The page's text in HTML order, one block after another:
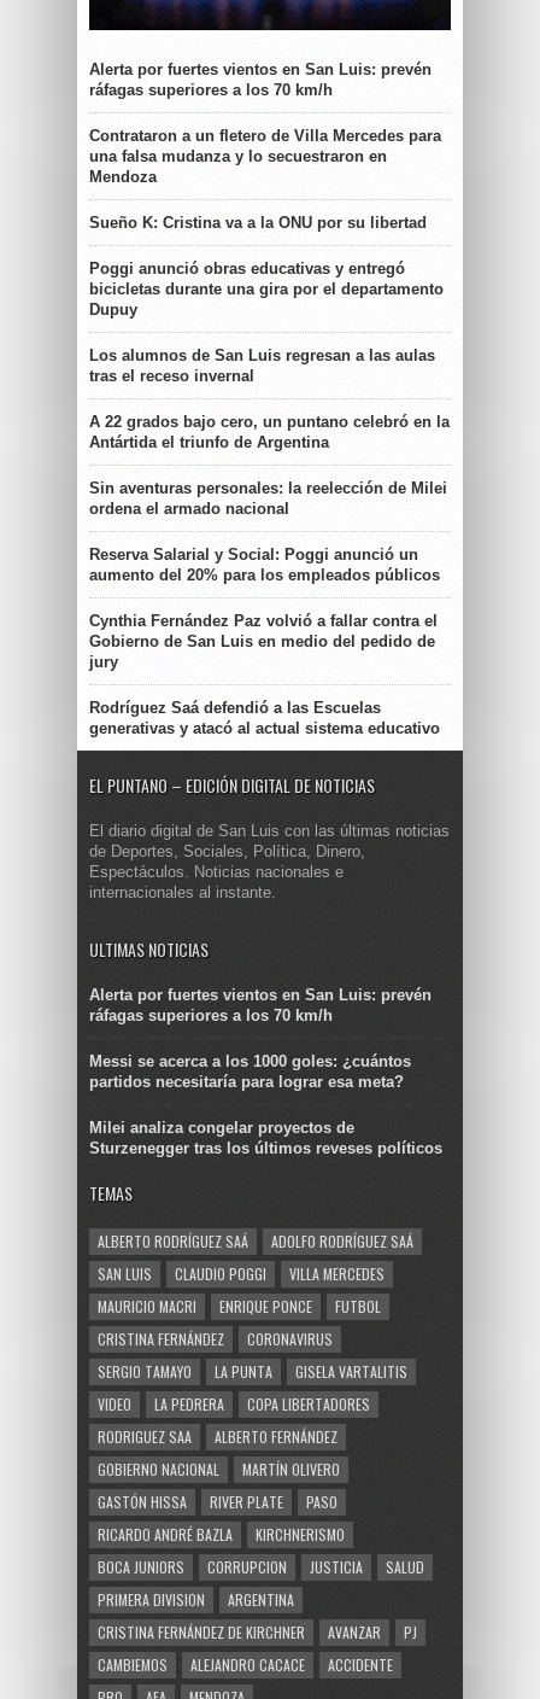
Alerta por fuertes vientos en San Luis: prevén
ráfagas superiores a los 70 km/h
Contrataron a un fletero de Villa Mercedes para
una falsa mudanza y lo secuestraron en
Mendoza
Sueño K: Cristina va a la ONU por su libertad
Poggi anunció obras educativas y entregó
bicicletas durante una gira por el departamento
Dupuy
Los alumnos de San Luis regresan a las aulas
tras el receso invernal
A 22 grados bajo cero, un puntano celebró en la
Antártida el triunfo de Argentina
Sin aventuras personales: la reelección de Milei
ordena el armado nacional
Reserva Salarial y Social: Poggi anunció un
aumento del 20% para los empleados públicos
Cynthia Fernández Paz volvió a fallar contra el
Gobierno de San Luis en medio del pedido de
jury
Rodríguez Saá defendió a las Escuelas
generativas y atacó al actual sistema educativo
EL PUNTANO – EDICIÓN DIGITAL DE NOTICIAS
El diario digital de San Luis con las últimas noticias
de Deportes, Sociales, Política, Dinero,
Espectáculos. Noticias nacionales e
internacionales al instante.
ULTIMAS NOTICIAS
Alerta por fuertes vientos en San Luis: prevén
ráfagas superiores a los 70 km/h
Messi se acerca a los 1000 goles: ¿cuántos
partidos necesitaría para lograr esa meta?
Milei analiza congelar proyectos de
Sturzenegger tras los últimos reveses políticos
TEMAS
ALBERTO RODRÍGUEZ SAÁ
ADOLFO RODRÍGUEZ SAÁ
SAN LUIS
CLAUDIO POGGI
VILLA MERCEDES
MAURICIO MACRI
ENRIQUE PONCE
FUTBOL
CRISTINA FERNÁNDEZ
CORONAVIRUS
SERGIO TAMAYO
LA PUNTA
GISELA VARTALITIS
VIDEO
LA PEDRERA
COPA LIBERTADORES
RODRIGUEZ SAA
ALBERTO FERNÁNDEZ
GOBIERNO NACIONAL
MARTÍN OLIVERO
GASTÓN HISSA
RIVER PLATE
PASO
RICARDO ANDRÉ BAZLA
KIRCHNERISMO
BOCA JUNIORS
CORRUPCION JUSTICIA
SALUD
PRIMERA DIVISION
ARGENTINA
CRISTINA FERNÁNDEZ DE KIRCHNER
AVANZAR
PJ
CAMBIEMOS
ALEJANDRO CACACE
ACCIDENTE